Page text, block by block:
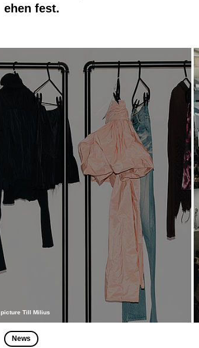
ehen fest.
picture Till Milius
News